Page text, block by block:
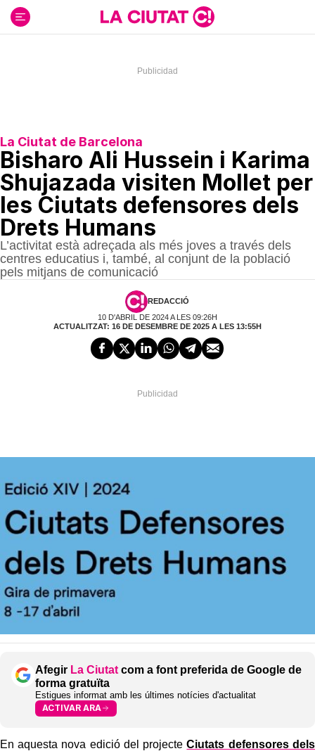
contenido
La Ciutat de Barcelona
Bisharo Ali Hussein i Karima
Shujazada visiten Mollet per
les Ciutats defensores dels
Drets Humans
L’activitat està adreçada als més joves a través dels
centres educatius i, també, al conjunt de la població
pels mitjans de comunicació
REDACCIÓ
10 D'ABRIL DE 2024 A LES 09:26H
ACTUALITZAT: 16 DE DESEMBRE DE 2025 A LES 13:55H
Afegir La Ciutat com a font preferida de Google de
forma gratuïta
Estigues informat amb les últimes notícies d'actualitat
ACTIVAR ARA
En aquesta nova edició del projecteCiutats defensores dels